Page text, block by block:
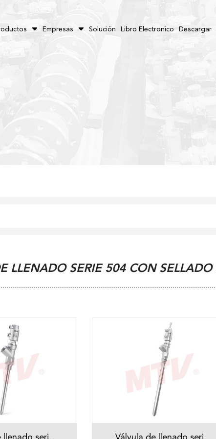
Empresas Solución Libro Electronico Descargar
LLENADO SERIE 504 CON